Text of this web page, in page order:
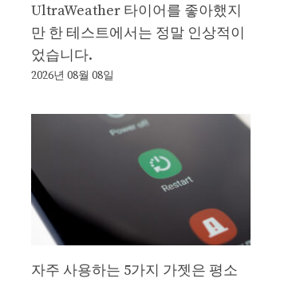
UltraWeather 타이어를 좋아했지
만 한 테스트에서는 정말 인상적이
었습니다.
2026년 08월 08일
자주 사용하는 5가지 가젯은 평소